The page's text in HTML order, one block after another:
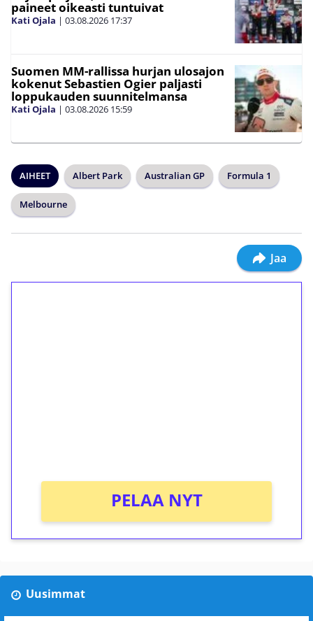
paineet oikeasti tuntuivat
Kati Ojala | 03.08.2026 17:37
Suomen MM-rallissa hurjan ulosajon
kokenut Sebastien Ogier paljasti
loppukauden suunnitelmansa
Kati Ojala | 03.08.2026 15:59
AIHEET Albert Park Australian GP Formula 1
Melbourne
Jaa
PELAA NYT
Uusimmat